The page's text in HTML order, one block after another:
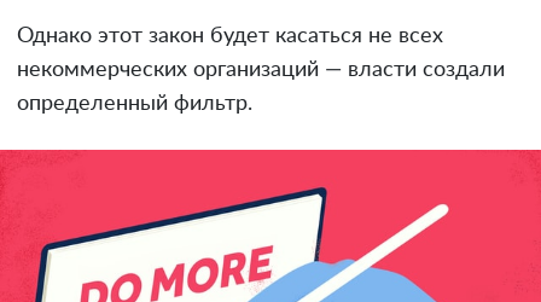
Однако этот закон будет касаться не всех
некоммерческих организаций — власти создали
определенный фильтр.